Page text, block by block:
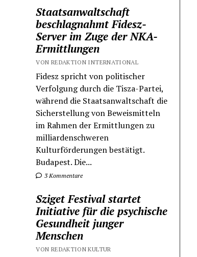
Staatsanwaltschaft
beschlagnahmt Fidesz-
Server im Zuge der NKA-
Ermittlungen
VON REDAKTION INTERNATIONAL
Fidesz spricht von politischer
Verfolgung durch die Tisza-Partei,
während die Staatsanwaltschaft die
Sicherstellung von Beweismitteln
im Rahmen der Ermittlungen zu
milliardenschweren
Kulturförderungen bestätigt.
Budapest. Die...
3 Kommentare
Sziget Festival startet
Initiative für die psychische
Gesundheit junger
Menschen
VON REDAKTION KULTUR